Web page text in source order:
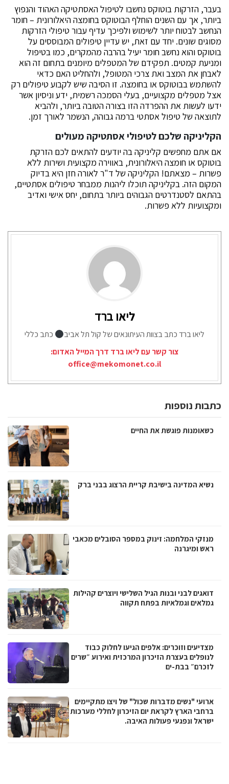
בעבר, הזרקות בוטוקס נחשבו לטיפול האסתטיקה האהוד והנפוץ
ביותר, אך עם השנים הוחלף הבוטוקס בחומצה היאלורונית – חומר
הנחשב לבטוח יותר לשימוש ולפיכך עדיף עבור טיפולי הזרקות
מסוגים שונים. יחד עם זאת, יש עדיין טיפולים המבוססים על
בוטוקס והוא נחשב חומר יעיל בהרבה מהמקרים, כמו בטיפול
ומניעת קמטים. תפקידם של המטפלים מיומנים בתחום זה הוא
לאבחן את המצב ואת צרכי המטופל, ולהחליט האם כדאי
להשתמש בבוטוקס או בחומצה. זו הסיבה שיש לקבוע טיפולים רק
אצל מטפלים מקצועיים, בעלי הסמכה רשמית, ידע וניסיון אשר
ידעו לעשות את ההפרדה הזו בצורה הטובה ביותר, ולהביא
לתוצאה של טיפול אסתטי ברמה גבוהה, הנשמר לאורך זמן.
הקליניקה שלכם לטיפולי אסתטיקה מעולים
אם אתם מחפשים קליניקה בה יודעים להתאים לכם הזרקת
בוטוקס או חומצה היאלורונית, באווירה מקצועית ושירות ללא
פשרות – מצאתם! הקליניקה של ד"ר לאורה חזן היא בדיוק
המקום הזה. בקליניקה תוכלו ליהנות ממבחר טיפולים אסתטיים,
בהתאם לסטנדרטים הגבוהים ביותר בתחום, יחס אישי ואדיב
ומקצועיות ללא פשרות.
ליאו ברד
ליאו ברד כתב בצוות העיתונאים של קול תל אביב
כתב כללי
צור קשר עם ליאו ברד דרך המייל האדום:
office@mekomonet.co.il
כתבות נוספות
כשאומנות פוגשת את החיים
נשיא המדינה בישיבת קריית הרצוג בבני ברק
מנזקי המלחמה: זינוק במספר הסובלים מכאבי
ראש ומיגרנה
דואגים לבני ובנות הגיל השלישי ויוצרים קהילות
גמלאים וגמלאיות בפתח תקווה
מצדיעים וזוכרים: אלפים הגיעו לחלוק כבוד
לנופלים בעצרת הזיכרון המרכזית ואירוע ״שרים
לזכרם״ בבת-ים
ארועי "נשים מדברות שכול" של ויצו מתקיימים
ברחבי הארץ לקראת יום הזיכרון לחללי מערכות
ישראל ונפגעי פעולות האיבה.